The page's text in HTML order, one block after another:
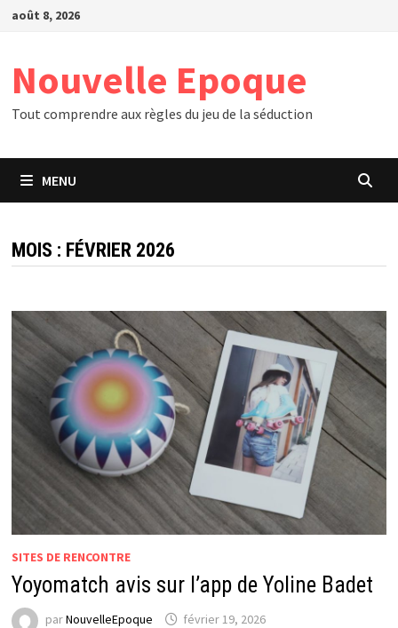
Passer
août 8, 2026
Nouvelle Epoque
Tout comprendre aux règles du jeu de la séduction
MENU
MOIS : FÉVRIER 2026
SITES DE RENCONTRE
Yoyomatch avis sur l’app de Yoline Badet
parNouvelleEpoque février 19, 2026